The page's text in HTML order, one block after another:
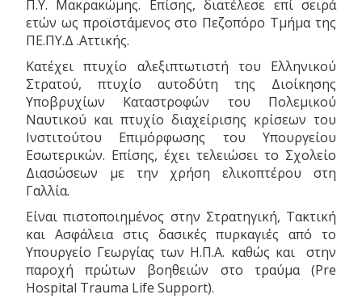
Π.Υ. Μακρακώμης. Επίσης, διατέλεσε επί σειρά
ετών ως προϊστάμενος στο Πεζοπόρο Τμήμα της
ΠΕ.ΠΥ.Δ .Αττικής.
Κατέχει πτυχίο αλεξιπτωτιστή του Ελληνικού
Στρατού, πτυχίο αυτοδύτη της Διοίκησης
Υποβρυχίων Καταστροφών του Πολεμικού
Ναυτικού και πτυχίο διαχείρισης κρίσεων του
Ινστιτούτου Επιμόρφωσης του Υπουργείου
Εσωτερικών. Επίσης, έχει τελειώσει το Σχολείο
Διασώσεων με την χρήση ελικοπτέρου στη
Γαλλία.
Είναι πιστοποιημένος στην Στρατηγική, Τακτική
και Ασφάλεια στις δασικές πυρκαγιές από το
Υπουργείο Γεωργίας των Η.Π.Α. καθώς και στην
παροχή πρώτων βοηθειών στο τραύμα (Pre
Hospital Trauma Life Support).